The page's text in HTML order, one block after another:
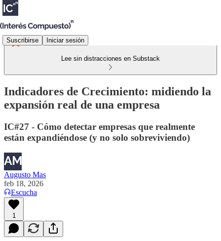
Suscribirse Iniciar sesión
Lee sin distracciones en Substack
Indicadores de Crecimiento: midiendo la
expansión real de una empresa
IC#27 - Cómo detectar empresas que realmente
están expandiéndose (y no solo sobreviviendo)
Augusto Mas
feb 18, 2026
Escucha
1